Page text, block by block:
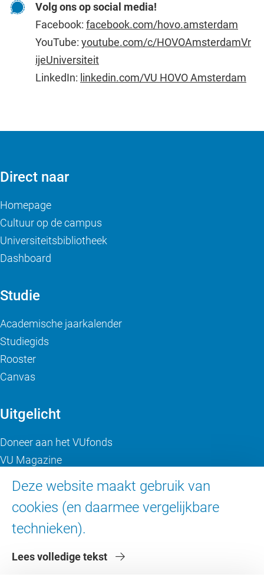
Volg ons op social media!
Facebook: facebook.com/hovo.amsterdam
YouTube: youtube.com/c/HOVOAmsterdamVr
ijeUniversiteit
LinkedIn: linkedin.com/VU HOVO Amsterdam
Deze website maakt gebruik van
cookies (en daarmee vergelijkbare
technieken).
Lees volledige tekst
Direct naar
Homepage
Cultuur op de campus
Universiteitsbibliotheek
Dashboard
Studie
Academische jaarkalender
Studiegids
Rooster
Canvas
Uitgelicht
Doneer aan het VUfonds
VU Magazine
Over de VU
Contact en route